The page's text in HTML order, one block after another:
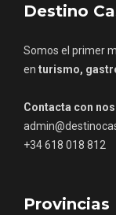
Destino
Somos el primer
en turismo,
Contacta con
+34 618 018 812
Provincias
Roa